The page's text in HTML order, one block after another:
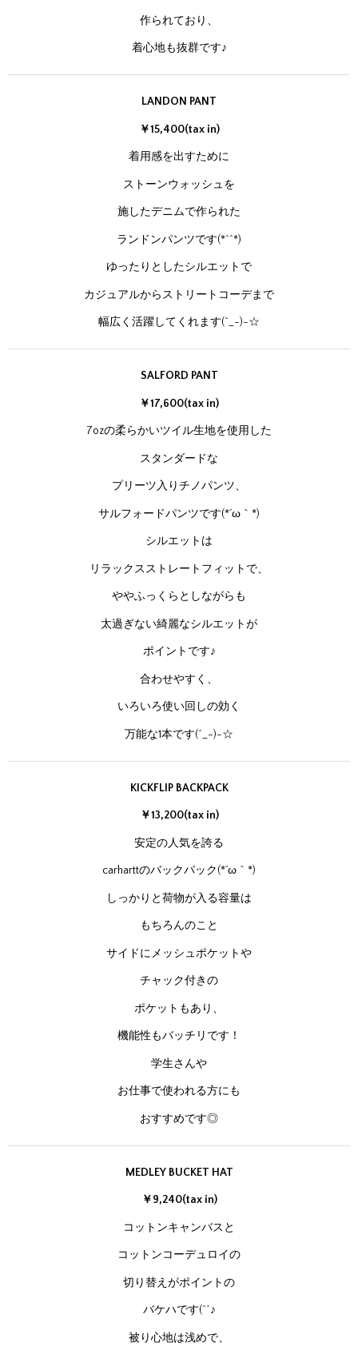
作られており、
着心地も抜群です♪
LANDON PANT
￥15,400(tax in)
着用感を出すために
ストーンウォッシュを
施したデニムで作られた
ランドンパンツです(*^^*)
ゆったりとしたシルエットで
カジュアルからストリートコーデまで
幅広く活躍してくれます(^_-)-☆
SALFORD PANT
￥17,600(tax in)
7ozの柔らかいツイル生地を使用した
スタンダードな
プリーツ入りチノパンツ、
サルフォードパンツです(*´ω｀*)
シルエットは
リラックスストレートフィットで、
ややふっくらとしながらも
太過ぎない綺麗なシルエットが
ポイントです♪
合わせやすく、
いろいろ使い回しの効く
万能な1本です(^_-)-☆
KICKFLIP BACKPACK
￥13,200(tax in)
安定の人気を誇る
carharttのバックパック(*´ω｀*)
しっかりと荷物が入る容量は
もちろんのこと
サイドにメッシュポケットや
チャック付きの
ポケットもあり、
機能性もバッチリです！
学生さんや
お仕事で使われる方にも
おすすめです◎
MEDLEY BUCKET HAT
￥9,240(tax in)
コットンキャンバスと
コットンコーデュロイの
切り替えがポイントの
バケハです(^^♪
被り心地は浅めで、